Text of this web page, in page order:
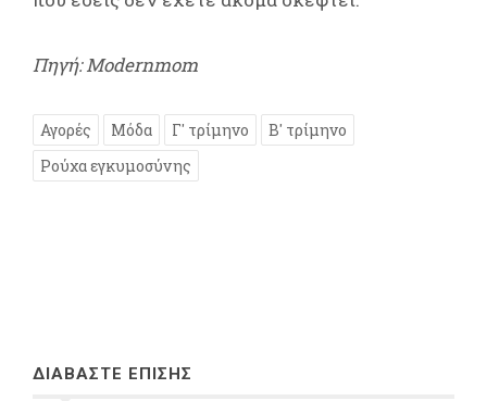
Πηγή: Modernmom
Αγορές Μόδα Γ' τρίμηνο
Β' τρίμηνο
Ρούχα εγκυμοσύνης
ΔΙΑΒΑΣΤΕ ΕΠΙΣΗΣ